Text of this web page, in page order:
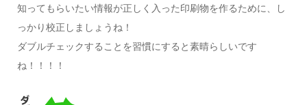
知ってもらいたい情報が正しく入った印刷物を作るために、し
っかり校正しましょうね！
ダブルチェックすることを習慣にすると素晴らしいです
ね！！！！